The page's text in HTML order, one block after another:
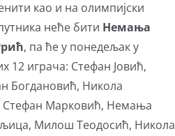
као и на олимпијски
неће бити Немања
, па ће у понедељак у
12 играча: Стефан Јовић,
Богдановић, Никола
Марковић, Немања
Милош Теодосић, Никола